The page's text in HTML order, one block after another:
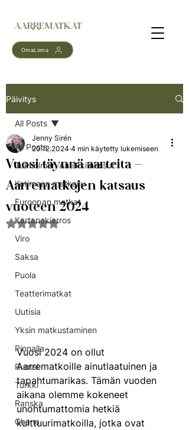
OmaLoma
AARREMATKAT
Päivitys
All Posts
Tukholman Antiikkimessut
Kotimaan matkailu
Euroopan matkat
Kartanokierros
Viro
Saksa
Puola
Teatterimatkat
Uutisia
Yksin matkustaminen
Pinnalla
Ruotsi
Turkki
Ranska
Ghana
All Posts
Vuosi täynnä aarteita –
Aarrematkojen katsaus
vuoteen 2024
Jenny Sirén
20.12.2024 4 min käytetty lukemiseen
Arvostelun tähtimäärä: epäluku/5
Vuosi 2024 on ollut
Aarrematkoille ainutlaatuinen ja
tapahtumarikas. Tämän vuoden
aikana olemme kokeneet
unohtumattomia hetkiä
kulttuurimatkoilla, jotka ovat